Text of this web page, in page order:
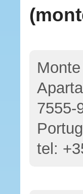
7555-
tel: